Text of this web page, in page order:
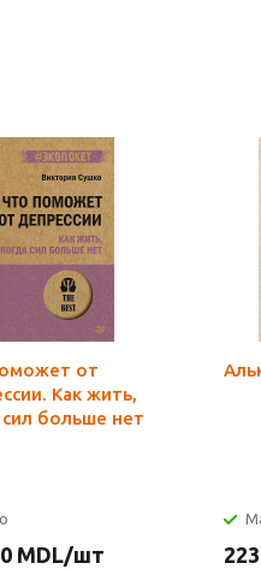
от
Как жить,
сил больше нет
MDL/шт